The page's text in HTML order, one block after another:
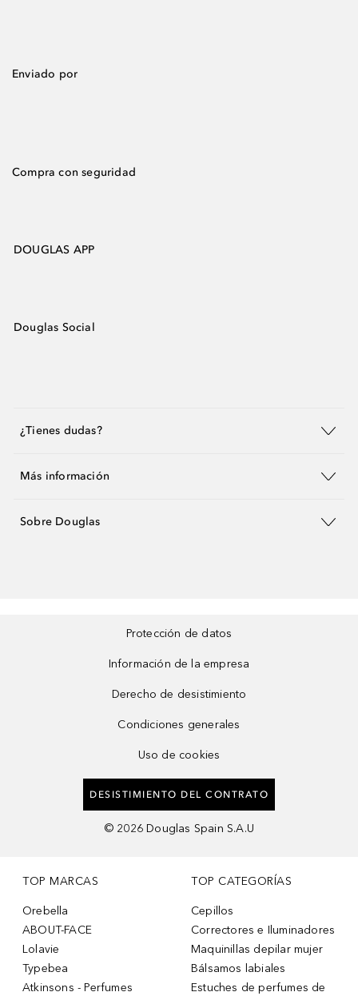
Enviado por
Compra con seguridad
DOUGLAS APP
Douglas Social
¿Tienes dudas?
Más información
Sobre Douglas
Protección de datos
Información de la empresa
Derecho de desistimiento
Condiciones generales
Uso de cookies
DESISTIMIENTO DEL CONTRATO
© 2026 Douglas Spain S.A.U
TOP MARCAS
Orebella
ABOUT-FACE
Lolavie
Typebea
Atkinsons - Perfumes
TOP CATEGORÍAS
Cepillos
Correctores e Iluminadores
Maquinillas depilar mujer
Bálsamos labiales
Estuches de perfumes de